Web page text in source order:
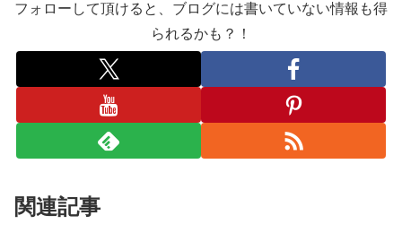
フォローして頂けると、ブログには書いていない情報も得
られるかも？！
関連記事